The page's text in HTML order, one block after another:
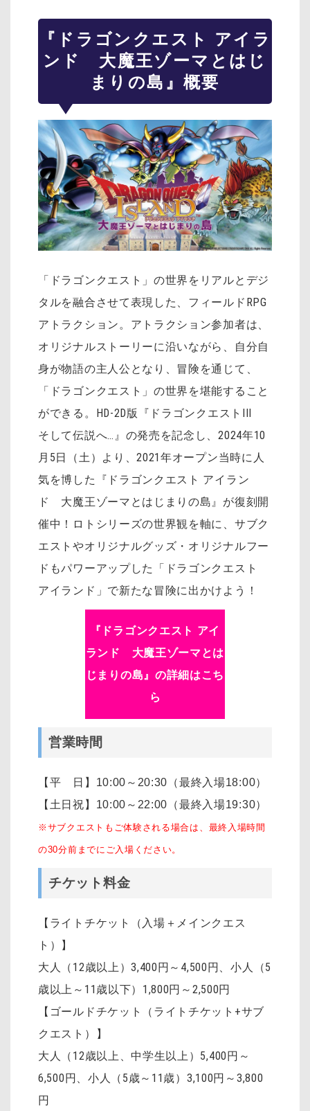
『ドラゴンクエスト アイラ
ンド 大魔王ゾーマとはじ
まりの島』概要
「ドラゴンクエスト」の世界をリアルとデジ
タルを融合させて表現した、フィールドRPG
アトラクション。アトラクション参加者は、
オリジナルストーリーに沿いながら、自分自
身が物語の主人公となり、冒険を通じて、
「ドラゴンクエスト」の世界を堪能すること
ができる。HD-2D版『ドラゴンクエストIII
そして伝説へ…』の発売を記念し、2024年10
月5日（土）より、2021年オープン当時に人
気を博した『ドラゴンクエスト アイラン
ド 大魔王ゾーマとはじまりの島』が復刻開
催中！ロトシリーズの世界観を軸に、サブク
エストやオリジナルグッズ・オリジナルフー
ドもパワーアップした「ドラゴンクエスト
アイランド」で新たな冒険に出かけよう！
『ドラゴンクエスト アイ
ランド 大魔王ゾーマとは
じまりの島』の詳細はこち
ら
営業時間
【平 日】10:00～20:30（最終入場18:00）
【土日祝】10:00～22:00（最終入場19:30）
※サブクエストもご体験される場合は、最終入場時間
の30分前までにご入場ください。
チケット料金
【ライトチケット（入場＋メインクエス
ト）】
大人（12歳以上）3,400円～4,500円 、小人（5
歳以上～11歳以下）1,800円～2,500円
【ゴールドチケット（ライトチケット+サブ
クエスト）】
大人（12歳以上、中学生以上）5,400円～
6,500円、小人（5歳～11歳）3,100円～3,800
円